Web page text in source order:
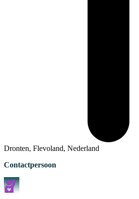
Dronten, Flevoland, Nederland
Contactpersoon